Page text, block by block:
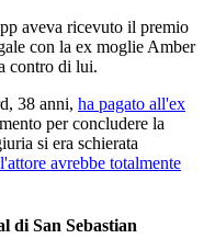
aveva ricevuto il premio
con la ex moglie Amber
contro di lui.
38 anni, ha pagato all'ex
per concludere la
si era schierata
avrebbe totalmente
di San Sebastian